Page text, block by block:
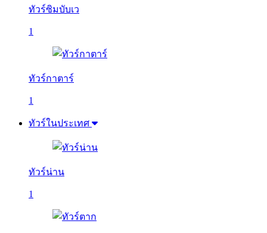
ทัวร์ซิมบับเว
1
ทัวร์กาตาร์
1
ทัวร์ในประเทศ
ทัวร์น่าน
1